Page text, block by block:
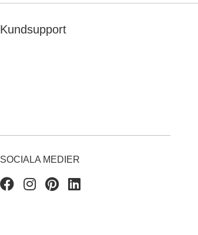
Kundsupport
SOCIALA MEDIER
FacebookInstagram
Pinterest